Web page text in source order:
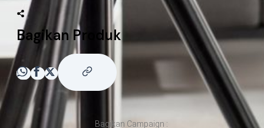
Bagikan Produk
Bagikan Campaign :